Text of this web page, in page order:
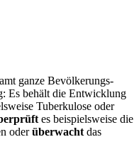
ganze Bevölkerungs­­
Es behält die Entwicklung
Tuberkulose oder
es beispielsweise die
oderüberwacht das